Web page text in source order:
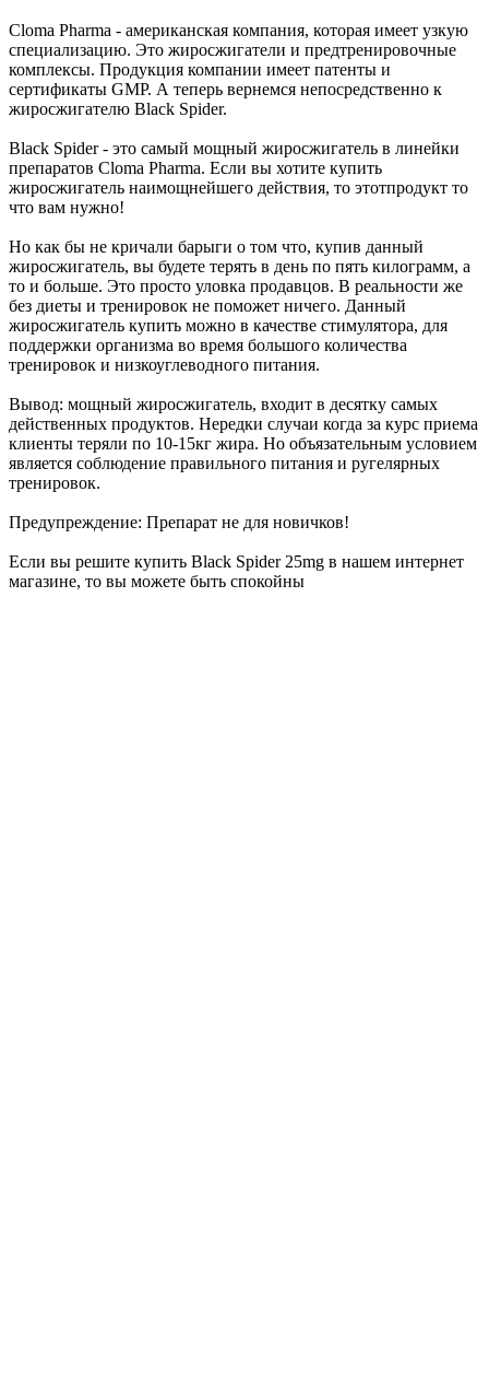
Cloma Pharma - американская компания, которая имеет узкую
специализацию. Это жиросжигатели и предтренировочные
комплексы. Продукция компании имеет патенты и
сертификаты GMP. А теперь вернемся непосредственно к
жиросжигателю Black Spider.
Black Spider - это самый мощный жиросжигатель в линейки
препаратов Cloma Pharma. Если вы хотите купить
жиросжигатель наимощнейшего действия, то этотпродукт то
что вам нужно!
Но как бы не кричали барыги о том что, купив данный
жиросжигатель, вы будете терять в день по пять килограмм, а
то и больше. Это просто уловка продавцов. В реальности же
без диеты и тренировок не поможет ничего. Данный
жиросжигатель купить можно в качестве стимулятора, для
поддержки организма во время большого количества
тренировок и низкоуглеводного питания.
Вывод: мощный жиросжигатель, входит в десятку самых
действенных продуктов. Нередки случаи когда за курс приема
клиенты теряли по 10-15кг жира. Но объязательным условием
является соблюдение правильного питания и ругелярных
тренировок.
Предупреждение: Препарат не для новичков!
Если вы решите купить Black Spider 25mg в нашем интернет
магазине, то вы можете быть спокойны